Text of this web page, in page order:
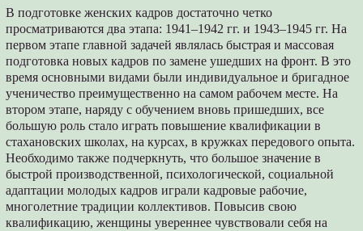
В подготовке женских кадров достаточно четко
просматриваются два этапа: 1941–1942 гг. и 1943–1945 гг. На
первом этапе главной задачей являлась быстрая и массовая
подготовка новых кадров по замене ушедших на фронт. В это
время основными видами были индивидуальное и бригадное
ученичество преимущественно на самом рабочем месте. На
втором этапе, наряду с обучением вновь пришедших, все
большую роль стало играть повышение квалификации в
стахановских школах, на курсах, в кружках передового опыта.
Необходимо также подчеркнуть, что большое значение в
быстрой производственной, психологической, социальной
адаптации молодых кадров играли кадровые рабочие,
многолетние традиции коллективов. Повысив свою
квалификацию, женщины увереннее чувствовали себя на